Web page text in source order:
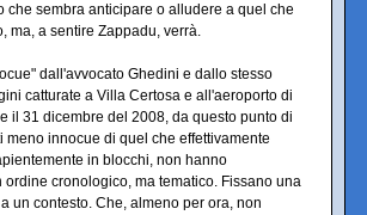
che sembra anticipare o alludere a quel che
ma, a sentire Zappadu, verrà.
dall'avvocato Ghedini e dallo stesso
catturate a Villa Certosa e all'aeroporto di
il 31 dicembre del 2008, da questo punto di
meno innocue di quel che effettivamente
in blocchi, non hanno
ordine cronologico, ma tematico. Fissano una
un contesto. Che, almeno per ora, non